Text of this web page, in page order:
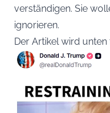
verständigen. Sie
ignorieren.
Der Artikel wird